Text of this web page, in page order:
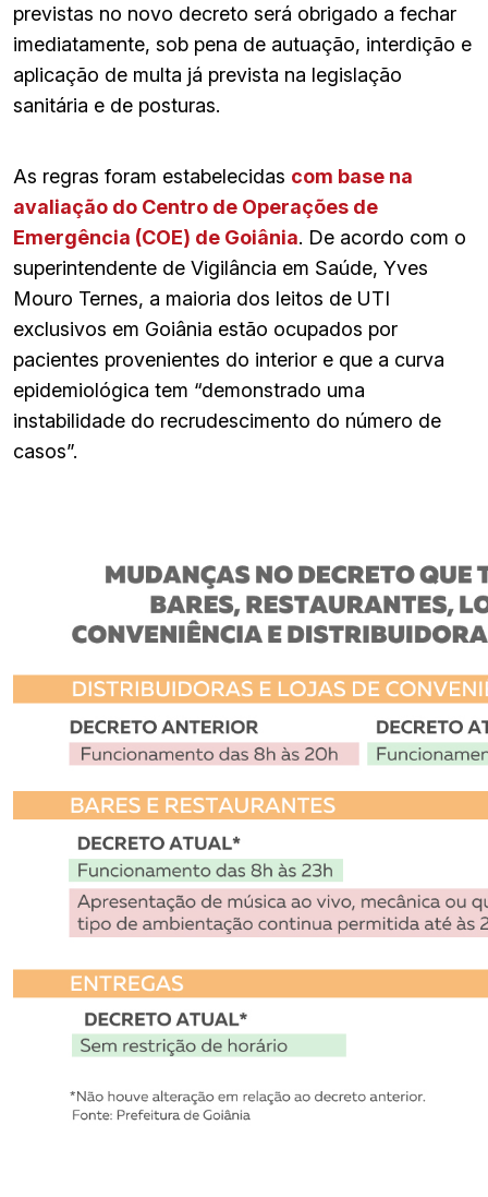
previstas no novo decreto será obrigado a fechar
imediatamente, sob pena de autuação, interdição e
aplicação de multa já prevista na legislação
sanitária e de posturas.
As regras foram estabelecidas com base na
avaliação do Centro de Operações de
Emergência (COE) de Goiânia. De acordo com o
superintendente de Vigilância em Saúde, Yves
Mouro Ternes, a maioria dos leitos de UTI
exclusivos em Goiânia estão ocupados por
pacientes provenientes do interior e que a curva
epidemiológica tem “demonstrado uma
instabilidade do recrudescimento do número de
casos”.